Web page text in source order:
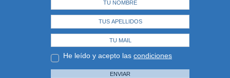
He leído y acepto las condiciones
ENVIAR